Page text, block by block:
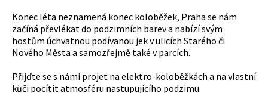
Konec léta neznamená konec koloběžek, Praha se nám
začíná převlékat do podzimních barev a nabízí svým
hostům úchvatnou podívanou jek v ulicích Starého či
Nového Města a samozřejmě také v parcích.
Přijďte se s námi projet na elektro-koloběžkách a na vlastní
kůči pocítit atmosféru nastupujícího podzimu.